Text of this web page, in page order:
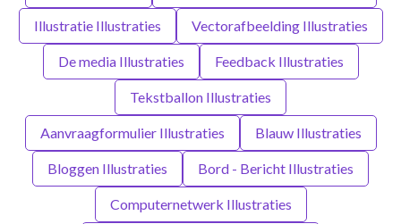
Illustratie Illustraties Vectorafbeelding Illustraties
De media Illustraties Feedback Illustraties
Tekstballon Illustraties
Aanvraagformulier Illustraties Blauw Illustraties
Bloggen Illustraties Bord - Bericht Illustraties
Computernetwerk Illustraties